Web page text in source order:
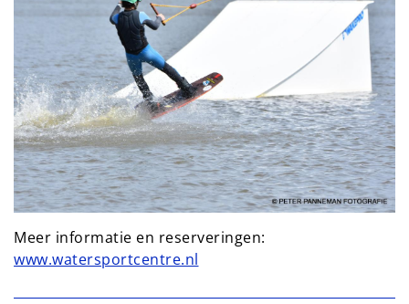
Meer informatie en reserveringen:
www.watersportcentre.nl